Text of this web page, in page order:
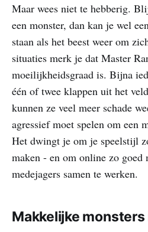
Maar wees niet te hebberig.
een monster, dan kan je wel
staan als het beest weer om
situaties merk je dat Master
moeilijkheidsgraad is. Bijna
één of twee klappen uit het
kunnen ze veel meer schade
agressief moet spelen om een
Het dwingt je om je speelstijl
maken - en om online zo
medejagers samen te werken.
Makkelijke